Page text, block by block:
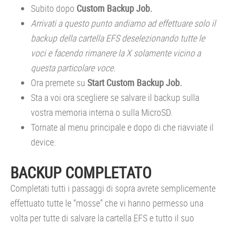
Subito dopo Custom Backup Job.
Arrivati a questo punto andiamo ad effettuare solo il
backup della cartella EFS deselezionando tutte le
voci e facendo rimanere la X solamente vicino a
questa particolare voce.
Ora premete su Start Custom Backup Job.
Sta a voi ora scegliere se salvare il backup sulla
vostra memoria interna o sulla MicroSD.
Tornate al menu principale e dopo di che riavviate il
device.
BACKUP COMPLETATO
Completati tutti i passaggi di sopra avrete semplicemente
effettuato tutte le “mosse” che vi hanno permesso una
volta per tutte di salvare la cartella EFS e tutto il suo